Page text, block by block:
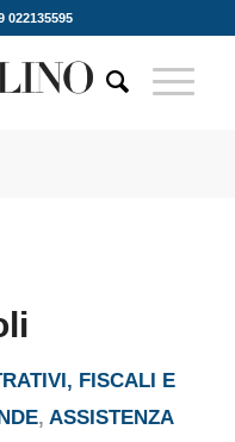
022135595
FISCALI E
, ASSISTENZA